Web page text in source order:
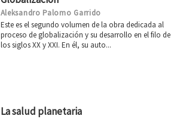
Aleksandro Palomo Garrido
Este es el segundo volumen de la obra dedicada al
proceso de globalización y su desarrollo en el filo de
los siglos XX y XXI. En él, su auto...
La salud planetaria